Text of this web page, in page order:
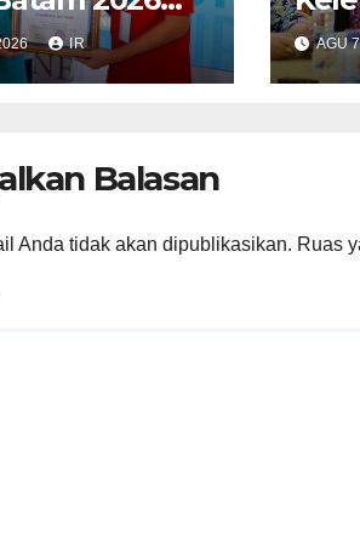
Gemar
Ikan
IR AGU
Balasan
Anda tidak akan dipublikasikan. Ruas